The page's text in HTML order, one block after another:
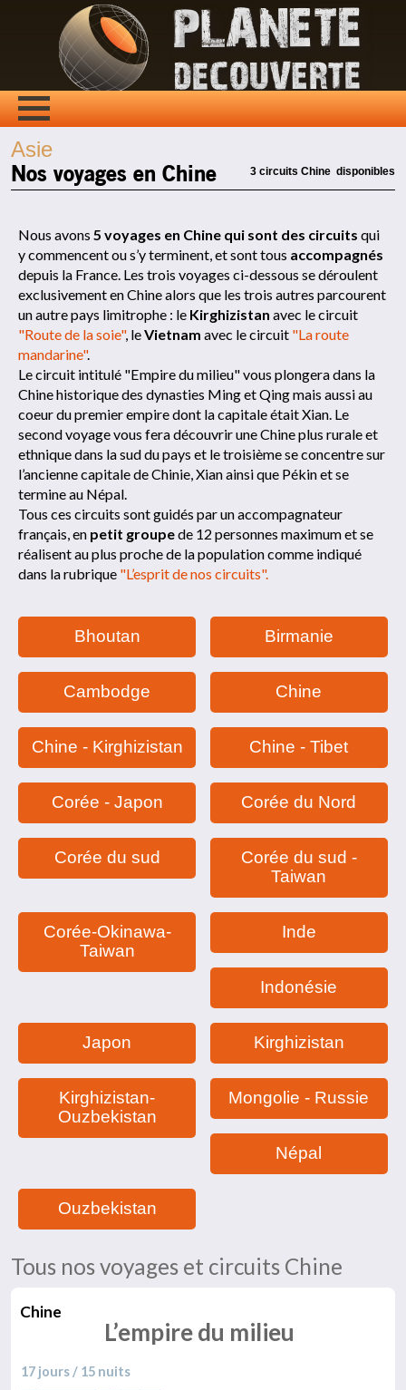
Asie
Nos voyages en Chine 3 circuits Chine disponibles
Nous avons5 voyages en Chine qui sont des circuits qui
y commencent ou s’y terminent, et sont tous accompagnés
depuis la France. Les trois voyages ci-dessous se déroulent
exclusivement en Chine alors que les trois autres parcourent
un autre pays limitrophe : le Kirghizistan avec le circuit
"Route de la soie", leVietnam avec le circuit "La route
mandarine".
Le circuit intitulé "Empire du milieu" vous plongera dans la
Chine historique des dynasties Ming et Qing mais aussi au
coeur du premier empire dont la capitale était Xian. Le
second voyage vous fera découvrir une Chine plus rurale et
ethnique dans la sud du pays et le troisième se concentre sur
l’ancienne capitale de Chinie, Xian ainsi que Pékin et se
termine au Népal.
Tous ces circuits sont guidés par un accompagnateur
français, en petit groupede 12 personnes maximum et se
réalisent au plus proche de la population comme indiqué
dans la rubrique "L’esprit de nos circuits".
Bhoutan Birmanie
Cambodge Chine
Chine - Kirghizistan Chine - Tibet
Corée - Japon Corée du Nord
Corée du sud
Corée du sud -
Taiwan
Corée-Okinawa-
Taiwan
Inde
Indonésie
Japon Kirghizistan
Kirghizistan-
Ouzbekistan
Mongolie - Russie
Népal
Ouzbekistan
Tous nos voyages et circuits Chine
Chine
L’empire du milieu
17 jours / 15 nuits